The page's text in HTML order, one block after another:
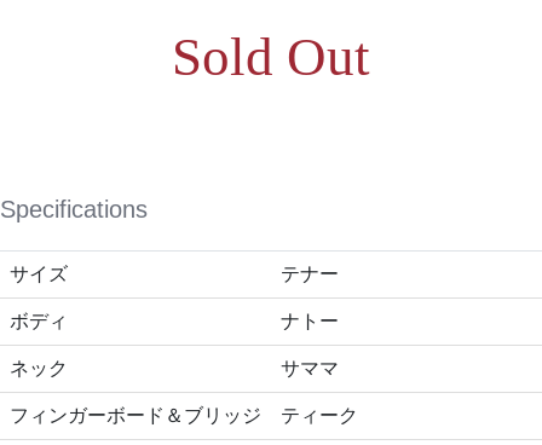
Sold Out
Specifications
サイズ テナー
ボディ ナトー
ネック サママ
フィンガーボード＆ブリッジ ティーク